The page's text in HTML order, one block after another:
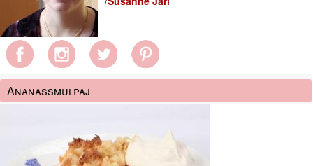
Ananassmulpaj